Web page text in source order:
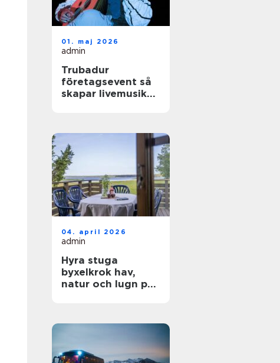
01. maj 2026
admin
Trubadur
företagsevent så
skapar livemusik
04. april 2026
admin
Hyra stuga
byxelkrok hav,
natur och lugn på